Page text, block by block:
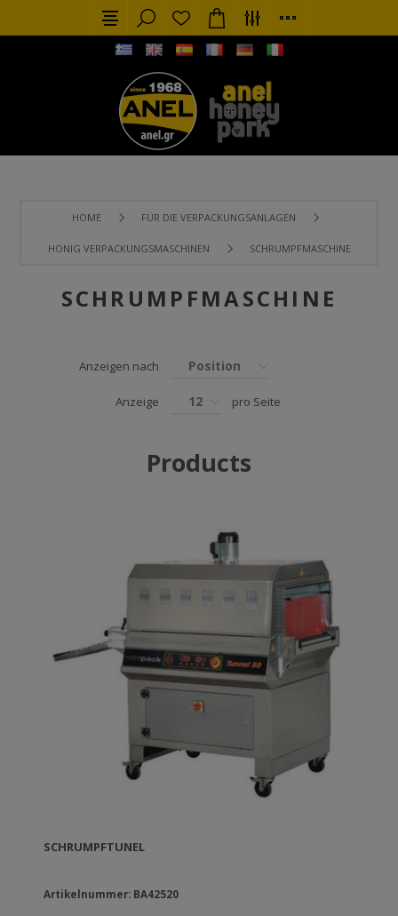
HOME FÜR DIE VERPACKUNGSANLAGEN
HONIG VERPACKUNGSMASCHINEN SCHRUMPFMASCHINE
SCHRUMPFMASCHINE
Anzeigen nach Position
Anzeige 12 pro Seite
Products
SCHRUMPFTUNEL
Artikelnummer: BA42520